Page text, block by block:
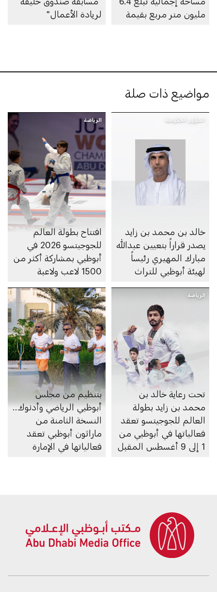
مليون متر مربع بقيمة
لريادة الأعمال"
مواضيع ذات صلة
الشؤون الحكومية
خالد بن محمد بن زايد
يصدر قراراً بتعيين عبدالله
مبارك المهيري رئيساً
لهيئة أبوظبي للتراث
الرياضة
افتتاح بطولة العالم
للجوجيتسو 2026 في
أبوظبي بمشاركة أكثر من
1500 لاعب ولاعبة
الرياضة
تحت رعاية خالد بن
محمد بن زايد بطولة
العالم للجوجيتسو تعقد
فعالياتها في أبوظبي من
1 إلى 9 أغسطس المقبل
الرياضة
بتنظيم من مجلس
أبوظبي الرياضي وأدنوك..
النسخة الثامنة من
ماراثون أبوظبي تعقد
فعالياتها في الإمارة